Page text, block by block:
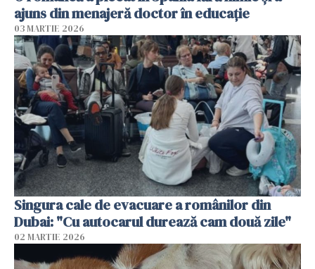
ajuns din menajeră doctor în educație
03 MARTIE 2026
Singura cale de evacuare a românilor din
Dubai: "Cu autocarul durează cam două zile"
02 MARTIE 2026